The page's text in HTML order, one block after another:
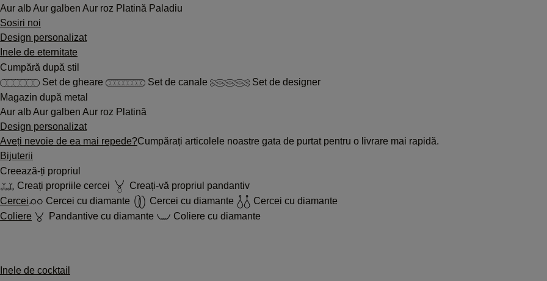
Aur albAur galben Aur roz Platină Paladiu
Sosiri noi
Design personalizat
Inele de eternitate
Cumpără după stil
Set de gheare
Set de canale
Set de designer
Magazin după metal
Aur albAur galben Aur roz Platină
Design personalizat
Aveți nevoie de ea mai repede?Cumpărați articolele noastre gata de purtat pentru o livrare mai rapidă.
Bijuterii
Creează-ți propriul
Creați propriile cercei
Creați-vă propriul pandantiv
Cercei
Cercei cu diamante Cercei cu diamante
Cercei cu diamante
Coliere
Pandantive cu diamante Coliere cu diamante
Inele de cocktail